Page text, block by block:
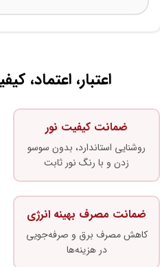
اعتبار، اعتماد،
ضمانت کیفیت نور
روشنایی استاندارد، بدون سوسو
زدن و با رنگ نور ثابت
ضمانت مصرف بهینه انرژی
کاهش مصرف برق و صرفه‌جویی
در هزینه‌ها